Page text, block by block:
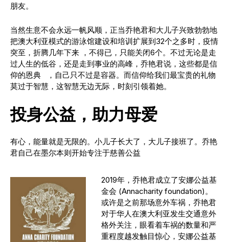
朋友。
当然生意不会永远一帆风顺，正当乔艳君和大儿子兴致勃勃地
把澳大利亚模式的游泳馆建设和培训扩展到32个之多时，疫情
突至，折腾几年下来 ，不得已，只能关闭6个。不过无论是走
过人生的低谷，还是走到事业的高峰，乔艳君说，这些都是信
仰的恩典 ，自己只不过是容器。而信仰给我们最宝贵的礼物
莫过于智慧，这智慧无边无际，时刻引领着她。
投身公益，助力母爱
有心，能量就是无限的。小儿子长大了，大儿子接班了。乔艳
君自己在墨尔本则开始专注于慈善公益
2019年，乔艳君成立了安娜公益基
金会 (Annacharity foundation)。
或许是之前那场意外车祸，乔艳君
对于华人在澳大利亚发生交通意外
格外关注，眼看着车祸的数量和严
重程度越发触目惊心，安娜公益基